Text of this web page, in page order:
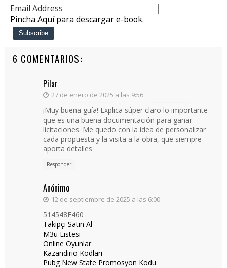
Email Address
Pincha Aquí para descargar e-book.
6 COMENTARIOS:
Pilar
27 de enero de 2025 a las 9:56
¡Muy buena guía! Explica súper claro lo importante
que es una buena documentación para ganar
licitaciones. Me quedo con la idea de personalizar
cada propuesta y la visita a la obra, que siempre
aporta detalles
Responder
Anónimo
12 de septiembre de 2025 a las 6:00
514548E460
Takipçi Satın Al
M3u Listesi
Online Oyunlar
Kazandırio Kodları
Pubg New State Promosyon Kodu